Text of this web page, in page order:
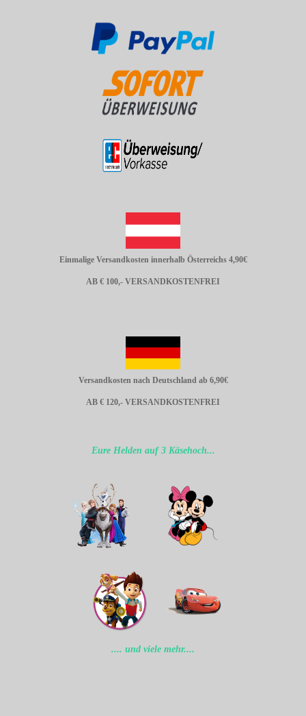
Einmalige Versandkosten innerhalb Österreichs 4,90€
AB € 100,- VERSANDKOSTENFREI
Versandkosten nach Deutschland ab 6,90€
AB € 120,- VERSANDKOSTENFREI
Eure Helden auf 3 Käsehoch...
.... und viele mehr....